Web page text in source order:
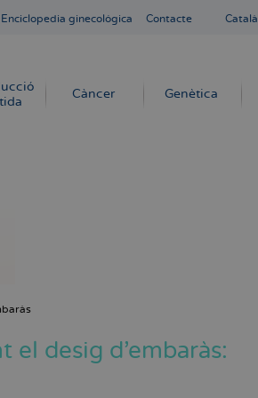
Enciclopedia ginecológica Contacte Català
Càncer Genètica
el desig d’embaràs: